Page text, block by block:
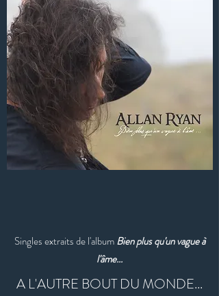
Singles extraits de l'albumBien plus qu'un vague à
l'âme...
A L'AUTRE BOUT DU MONDE...